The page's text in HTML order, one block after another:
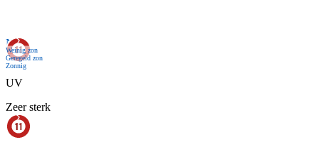
Nu
Weinig zon
Geregeld zon
Zonnig
UV
Zeer sterk